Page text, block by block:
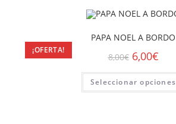
¡OFERTA!
PAPA NOEL A BORDO
8,00€ 6,00€
Seleccionar opciones